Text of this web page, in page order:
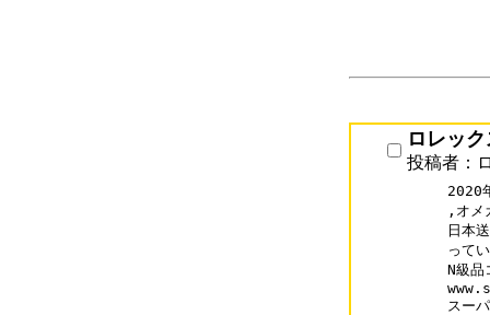
ロレッ
投稿者：
2020
,オメ
日本
って
N級品
スー